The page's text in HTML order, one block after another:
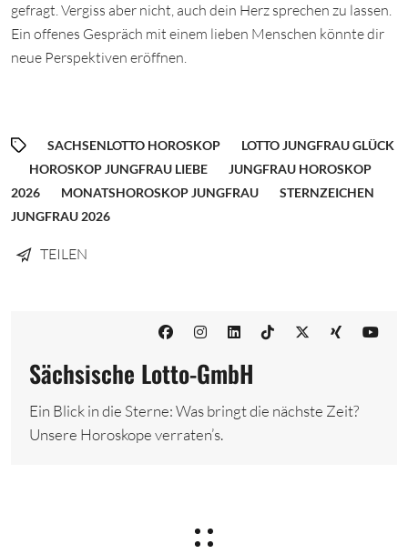
gefragt. Vergiss aber nicht, auch dein Herz sprechen zu lassen.
Ein offenes Gespräch mit einem lieben Menschen könnte dir
neue Perspektiven eröffnen.
SACHSENLOTTO HOROSKOP
LOTTO JUNGFRAU GLÜCK
HOROSKOP JUNGFRAU LIEBE
JUNGFRAU HOROSKOP
2026
MONATSHOROSKOP JUNGFRAU
STERNZEICHEN
JUNGFRAU 2026
TEILEN
Sächsische Lotto-GmbH
Ein Blick in die Sterne: Was bringt die nächste Zeit?
Unsere Horoskope verraten’s.